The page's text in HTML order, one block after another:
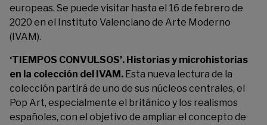
europeas. Se puede visitar hasta el 16 de febrero de
2020 en el Instituto Valenciano de Arte Moderno
(IVAM).
‘TIEMPOS CONVULSOS’. Historias y microhistorias
en la colección del IVAM. Esta nueva lectura de la
colección partirá de uno de sus núcleos centrales, el
Pop Art, especialmente el británico y los realismos
españoles, con el objetivo de ampliar el concepto de